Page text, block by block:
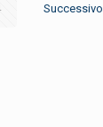
Successivo